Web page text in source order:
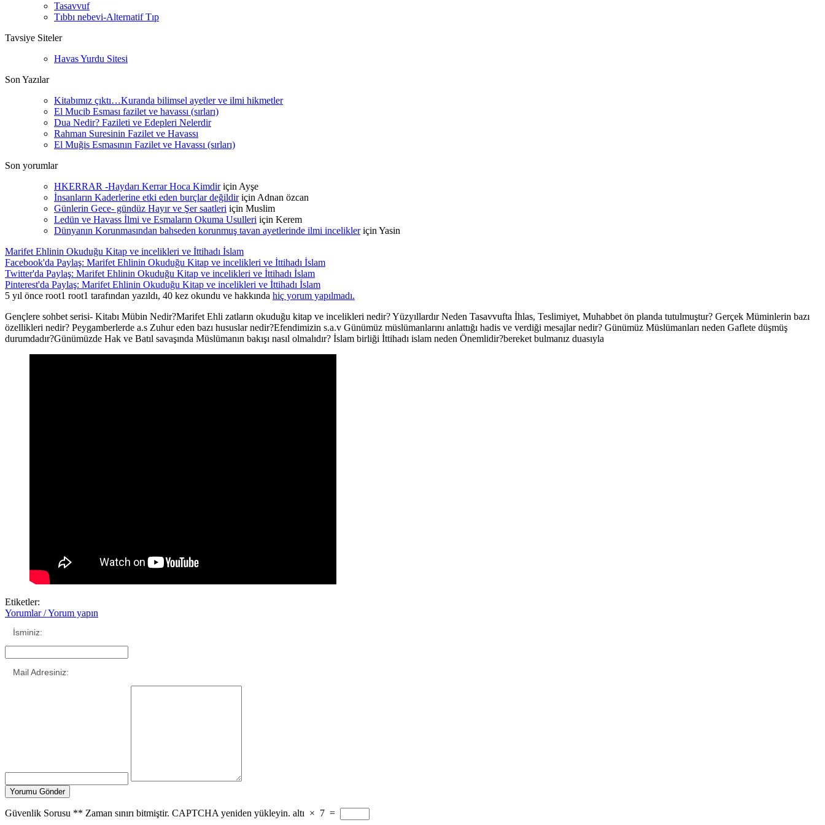
Tasavvuf
Tıbbı nebevi-Alternatif Tıp
Tavsiye Siteler
Havas Yurdu Sitesi
Son Yazılar
Kitabımız çıktı…Kuranda bilimsel ayetler ve ilmi hikmetler
El Mucib Esması fazilet ve havassı (sırları)
Dua Nedir? Fazileti ve Edepleri Nelerdir
Rahman Suresinin Fazilet ve Havassı
El Muğis Esmasının Fazilet ve Havassı (sırları)
Son yorumlar
HKERRAR -Haydarı Kerrar Hoca Kimdiriçin Ayşe
İnsanların Kaderlerine etki eden burçlar değildiriçin Adnan özcan
Günlerin Gece- gündüz Hayır ve Şer saatleri için Muslim
Ledün ve Havass İlmi ve Esmaların Okuma Usulleri için Kerem
Dünyanın Korunmasından bahseden korunmuş tavan ayetlerinde ilmi incelikleriçin Yasin
Marifet Ehlinin Okuduğu Kitap ve incelikleri ve İttihadı İslam
Facebook'da Paylaş: Marifet Ehlinin Okuduğu Kitap ve incelikleri ve İttihadı İslam
Twitter'da Paylaş: Marifet Ehlinin Okuduğu Kitap ve incelikleri ve İttihadı İslam
Pinterest'da Paylaş: Marifet Ehlinin Okuduğu Kitap ve incelikleri ve İttihadı İslam
5 yıl önce root1 root1 tarafından yazıldı, 40 kez okundu ve hakkında hiç yorum yapılmadı.
Gençlere sohbet serisi- Kitabı Mübin Nedir?Marifet Ehli zatların okuduğu kitap ve incelikleri nedir? Yüzyıllardır Neden Tasavvufta İhlas, Teslimiyet, Muhabbet ön planda tutulmuştur? Gerçek Müminlerin bazı
özellikleri nedir? Peygamberlerde a.s Zuhur eden bazı hususlar nedir?Efendimizin s.a.v Günümüz müslümanlarını anlattığı hadis ve verdiği mesajlar nedir? Günümüz Müslümanları neden Gaflete düşmüş
durumdadır?Günümüzde Hak ve Batıl savaşında Müslümanın bakışı nasıl olmalıdır? İslam birliği İttihadı islam neden Önemlidir?bereket bulmanız duasıyla
Etiketler:
Yorumlar / Yorum yapın
İsminiz:
Mail Adresiniz:
Güvenlik Sorusu ** Zaman sınırı bitmiştir. CAPTCHA yeniden yükleyin. altı × 7 =